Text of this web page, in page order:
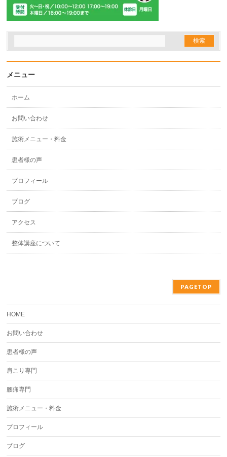
メニュー
ホーム
お問い合わせ
施術メニュー・料金
患者様の声
プロフィール
ブログ
アクセス
整体講座について
PAGETOP
HOME
お問い合わせ
患者様の声
肩こり専門
腰痛専門
施術メニュー・料金
プロフィール
ブログ